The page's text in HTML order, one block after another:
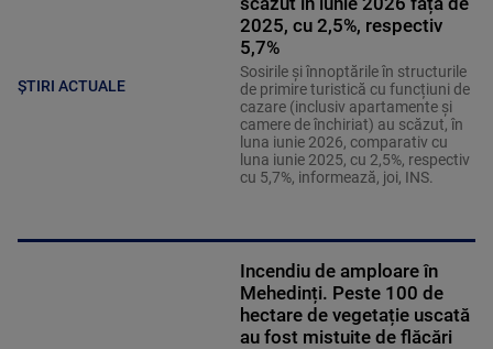
ȘTIRI ACTUALE
2025, cu 2,5%, respectiv
5,7%
Sosirile și înnoptările în structurile
de primire turistică cu funcțiuni de
cazare (inclusiv apartamente și
camere de închiriat) au scăzut, în
luna iunie 2026, comparativ cu
luna iunie 2025, cu 2,5%, respectiv
cu 5,7%, informează, joi, INS.
Incendiu de amploare în
Mehedinți. Peste 100 de
hectare de vegetație uscată
au fost mistuite de flăcări